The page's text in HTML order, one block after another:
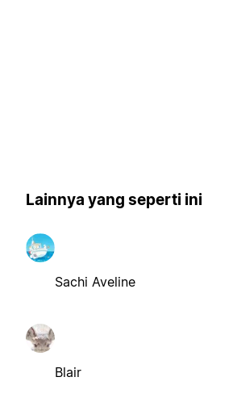
Lainnya yang seperti ini
Sachi Aveline
Blair